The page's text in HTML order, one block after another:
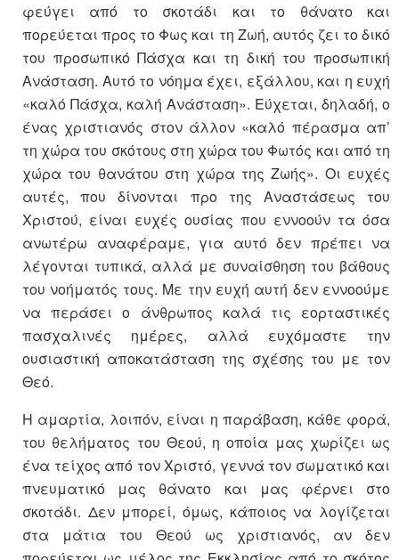
φεύγει από το σκοτάδι και το θάνατο και
πορεύεται προς το Φως και τη Ζωή, αυτός ζει το δικό
του προσωπικό Πάσχα και τη δική του προσωπική
Ανάσταση. Αυτό το νόημα έχει, εξάλλου, και η ευχή
«καλό Πάσχα, καλή Ανάσταση». Εύχεται, δηλαδή, ο
ένας χριστιανός στον άλλον «καλό πέρασμα απ’
τη χώρα του σκότους στη χώρα του Φωτός και από τη
χώρα του θανάτου στη χώρα της Ζωής». Οι ευχές
αυτές, που δίνονται προ της Αναστάσεως του
Χριστού, είναι ευχές ουσίας που εννοούν τα όσα
ανωτέρω αναφέραμε, για αυτό δεν πρέπει να
λέγονται τυπικά, αλλά με συναίσθηση του βάθους
του νοήματός τους. Με την ευχή αυτή δεν εννοούμε
να περάσει ο άνθρωπος καλά τις εορταστικές
πασχαλινές ημέρες, αλλά ευχόμαστε την
ουσιαστική αποκατάσταση της σχέσης του με τον
Θεό.
Η αμαρτία, λοιπόν, είναι η παράβαση, κάθε φορά,
του θελήματος του Θεού, η οποία μας χωρίζει ως
ένα τείχος από τον Χριστό, γεννά τον σωματικό και
πνευματικό μας θάνατο και μας φέρνει στο
σκοτάδι. Δεν μπορεί, όμως, κάποιος να λογίζεται
στα μάτια του Θεού ως χριστιανός, αν δεν